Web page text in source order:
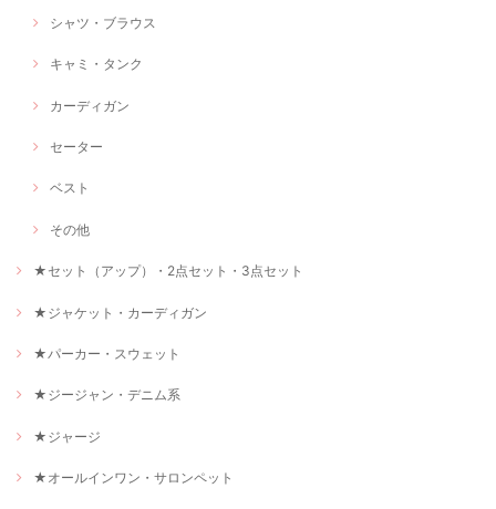
シャツ・ブラウス
キャミ・タンク
カーディガン
セーター
ベスト
その他
★セット（アップ）・2点セット・3点セット
★ジャケット・カーディガン
★パーカー・スウェット
★ジージャン・デニム系
★ジャージ
★オールインワン・サロンペット